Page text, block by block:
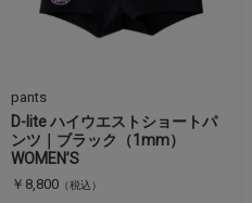
pants
D-lite ハイウエストショートパ
ンツ｜ブラック（1mm）
WOMEN’S
￥8,800 （税込）